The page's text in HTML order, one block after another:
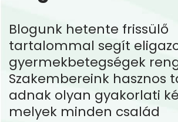
Blogunk hetente frissülő
tartalommal segít
gyermekbetegségek
Szakembereink hasznos
adnak olyan gyakorlati
melyek minden család